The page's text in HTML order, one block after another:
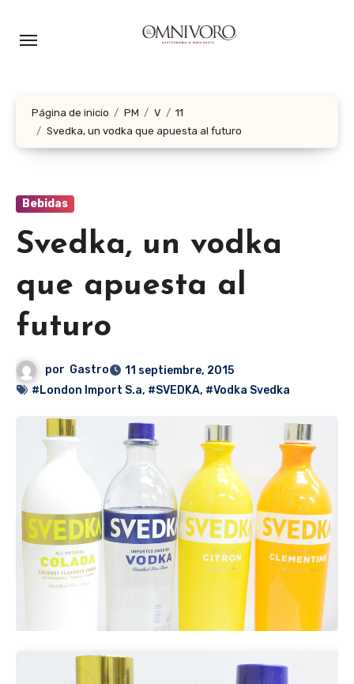
Página de inicio PM V
11
Svedka, un vodka que apuesta al futuro
Bebidas
Svedka, un vodka
que apuesta al
futuro
por Gastro
11 septiembre, 2015
#London Import S.a, #SVEDKA, #Vodka Svedka